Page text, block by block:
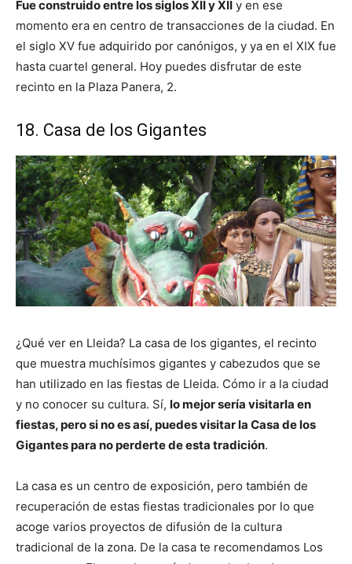
Fue construido entre los siglos XII y XII y en ese
momento era en centro de transacciones de la ciudad. En
el siglo XV fue adquirido por canónigos, y ya en el XIX fue
hasta cuartel general. Hoy puedes disfrutar de este
recinto en la Plaza Panera, 2.
18. Casa de los Gigantes
¿Qué ver en Lleida? La casa de los gigantes, el recinto
que muestra muchísimos gigantes y cabezudos que se
han utilizado en las fiestas de Lleida. Cómo ir a la ciudad
y no conocer su cultura. Sí, lo mejor sería visitarla en
fiestas, pero si no es así, puedes visitar la Casa de los
Gigantes para no perderte de esta tradición.
La casa es un centro de exposición, pero también de
recuperación de estas fiestas tradicionales por lo que
acoge varios proyectos de difusión de la cultura
tradicional de la zona. De la casa te recomendamos Los